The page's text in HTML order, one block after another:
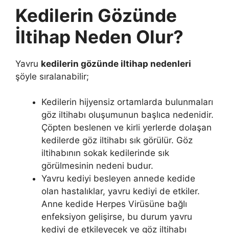
Kedilerin Gözünde
İltihap Neden Olur?
Yavru kedilerin gözünde iltihap nedenleri
şöyle sıralanabilir;
Kedilerin hijyensiz ortamlarda bulunmaları
göz iltihabı oluşumunun başlıca nedenidir.
Çöpten beslenen ve kirli yerlerde dolaşan
kedilerde göz iltihabı sık görülür. Göz
iltihabının sokak kedilerinde sık
görülmesinin nedeni budur.
Yavru kediyi besleyen annede kedide
olan hastalıklar, yavru kediyi de etkiler.
Anne kedide Herpes Virüsüne bağlı
enfeksiyon gelişirse, bu durum yavru
kediyi de etkileyecek ve göz iltihabı